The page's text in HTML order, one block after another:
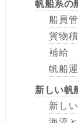
帆船系の
船員
貨物
補給
帆船
新しい帆
新し